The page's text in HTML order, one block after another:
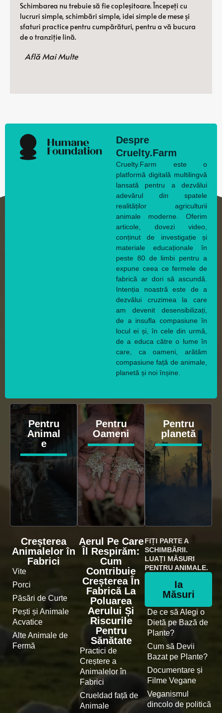
Schimbarea nu trebuie să fie copleșitoare. Începeți cu
lucruri simple, schimbări simple, idei simple de mese și
sfaturi practice pentru cumpărături, pentru a vă bucura
de o tranziție lină.
Află Mai Multe
Despre
Cruelty.Farm
Cruelty.Farm este o
platformă digitală multilingvă
lansată pentru a dezvălui
adevărul din spatele
realităților agriculturii
animale moderne. Oferim
articole, dovezi video,
conținut de investigație și
materiale educaționale în
peste 80 de limbi pentru a
expune ceea ce fermele de
fabrică ar dori să ascundă.
Intenția noastră este de a
dezvălui cruzimea la care
am devenit desensibilizați,
de a insufla compasiune în
locul ei și, în cele din urmă,
de a educa către o lume în
care, ca oameni, arătăm
compasiune față de animale,
planetă și noi înșine.
Pentru
Animal
e
Pentru
Oameni
Pentru
planetă
Creșterea
Animalelor în
Fabrici
Vite
Porci
Păsări de Curte
Pești și Animale
Acvatice
Alte Animale de
Fermă
Aerul Pe Care
Îl Respirăm:
Cum
Contribuie
Creșterea În
Fabrică La
Poluarea
Aerului Și
Riscurile
Pentru
Sănătate
Practici de
Creștere a
Animalelor în
Fabrici
Crueldad față de
Animale
FIȚI PARTE A
SCHIMBĂRII.
LUAȚI MĂSURI
PENTRU ANIMALE.
Ia
Măsuri
De ce să Alegi o
Dietă pe Bază de
Plante?
Cum să Devii
Bazat pe Plante?
Documentare și
Filme Vegane
Veganismul
dincolo de politică